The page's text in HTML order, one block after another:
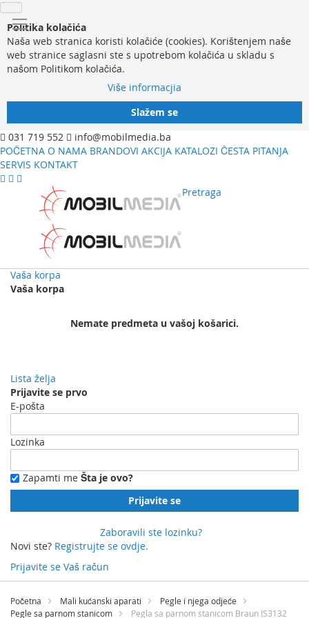
Politika kolačića
Naša web stranica koristi kolačiće (cookies). Korištenjem naše
web stranice saglasni ste s upotrebom kolačića u skladu s
našom Politikom kolačića.
Više informacjia
Slažem se
031 719 552
info@mobilmedia.ba
POČETNA O NAMA BRANDOVI AKCIJA KATALOZI ČESTA PITANJA
SERVIS KONTAKT
Pretraga
Vaša korpa
Vaša korpa
Nemate predmeta u vašoj košarici.
Lista želja
Prijavite se prvo
E-pošta
Lozinka
Zapamti me Šta je ovo?
Prijavite se
Zaboravili ste lozinku?
Novi ste? Registrujte se ovdje.
Prijavite se Vaš račun
Preskočite
sadržaj
Početna Mali kućanski aparati
Pegle i njega odjeće
Pegle sa parnom stanicom
Pegla sa parnom stanicom Braun IS3132